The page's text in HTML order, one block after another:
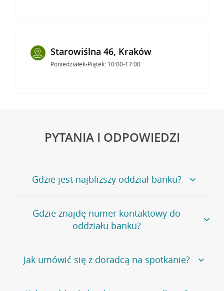
Starowiślna 46, Kraków
Poniedziałek-Piątek: 10:00-17:00
PYTANIA I ODPOWIEDZI
Gdzie jest najbliższy oddział banku?
Jeśli szukasz oddziału naszego banku, zapraszamy na
stronęPlacówki i bankomaty, na której znajduje się
wygodna wyszukiwarka.
oddziałów
Gdzie znajdę numer kontaktowy do
oddziału banku?
Bank Credit Agricole nie udostępnia ogólnego numeru
telefonu do placówki bankowej.
Jak umówić się z doradcą na spotkanie?
Jeśli jesteś już naszym